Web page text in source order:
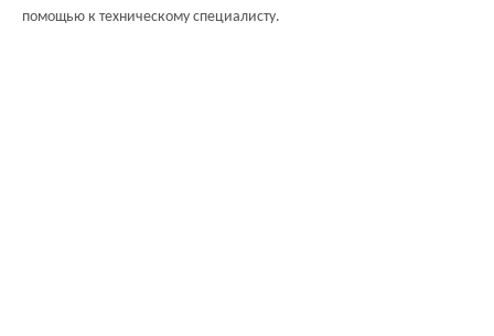
помощью к техническому специалисту.